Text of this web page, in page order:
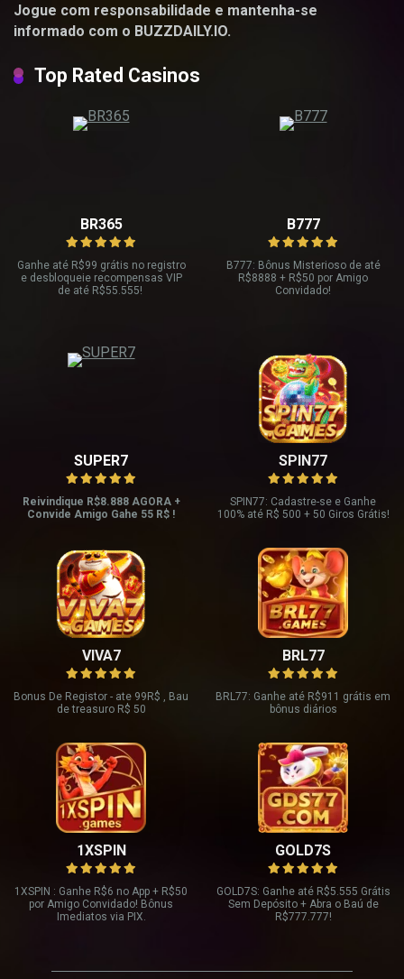
Jogue com responsabilidade e mantenha-se
informado com o BUZZDAILY.IO.
Top Rated Casinos
BR365
Ganhe até R$99 grátis no registro
e desbloqueie recompensas VIP
de até R$55.555!
B777
B777: Bônus Misterioso de até
R$8888 + R$50 por Amigo
Convidado!
SUPER7
Reivindique R$8.888 AGORA +
Convide Amigo Gahe 55 R$ !
SPIN77
SPIN77: Cadastre-se e Ganhe
100% até R$ 500 + 50 Giros Grátis!
VIVA7
Bonus De Registor - ate 99R$ , Bau
de treasuro R$ 50
BRL77
BRL77: Ganhe até R$911 grátis em
bônus diários
1XSPIN
1XSPIN : Ganhe R$6 no App + R$50
por Amigo Convidado! Bônus
Imediatos via PIX.
GOLD7S
GOLD7S: Ganhe até R$5.555 Grátis
Sem Depósito + Abra o Baú de
R$777.777!